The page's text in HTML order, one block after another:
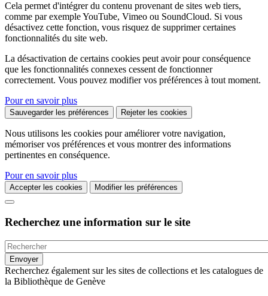
Cela permet d'intégrer du contenu provenant de sites web tiers,
comme par exemple YouTube, Vimeo ou SoundCloud. Si vous
désactivez cette fonction, vous risquez de supprimer certaines
fonctionnalités du site web.
La désactivation de certains cookies peut avoir pour conséquence
que les fonctionnalités connexes cessent de fonctionner
correctement. Vous pouvez modifier vos préférences à tout moment.
Pour en savoir plus
Sauvegarder les préférences Rejeter les cookies
Nous utilisons les cookies pour améliorer votre navigation,
mémoriser vos préférences et vous montrer des informations
pertinentes en conséquence.
Pour en savoir plus
Accepter les cookies Modifier les préférences
Recherchez une information sur le site
Recherchez également sur les sites de collections et les catalogues de
la Bibliothèque de Genève